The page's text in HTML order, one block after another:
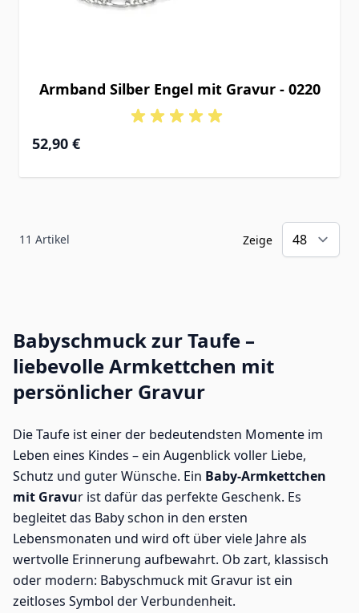
Armband Silber Engel mit Gravur - 0220
52,90 €
11 Artikel Zeige
Babyschmuck zur Taufe –
liebevolle Armkettchen mit
persönlicher Gravur
Die Taufe ist einer der bedeutendsten Momente im
Leben eines Kindes – ein Augenblick voller Liebe,
Schutz und guter Wünsche. Ein Baby-Armkettchen
mit Gravur ist dafür das perfekte Geschenk. Es
begleitet das Baby schon in den ersten
Lebensmonaten und wird oft über viele Jahre als
wertvolle Erinnerung aufbewahrt. Ob zart, klassisch
oder modern: Babyschmuck mit Gravur ist ein
zeitloses Symbol der Verbundenheit.